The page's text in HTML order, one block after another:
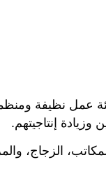
عمل نظيفة
إنتاجيتهم.
الزجاج،